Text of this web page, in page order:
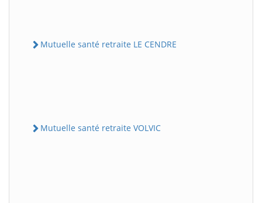
Mutuelle santé retraite LE CENDRE
Mutuelle santé retraite VOLVIC